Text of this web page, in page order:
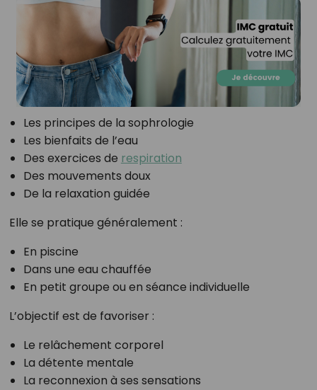
Les principes de la sophrologie
Les bienfaits de l’eau
Des exercices de respiration
Des mouvements doux
De la relaxation guidée
Elle se pratique généralement :
En piscine
Dans une eau chauffée
En petit groupe ou en séance individuelle
L’objectif est de favoriser :
Le relâchement corporel
La détente mentale
La reconnexion à ses sensations